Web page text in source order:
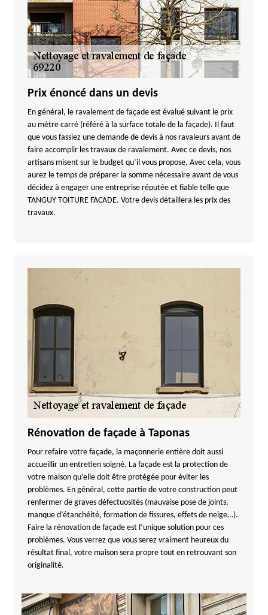
Prix énoncé dans un devis
En général, le ravalement de façade est évalué suivant le prix
au mètre carré (référé à la surface totale de la façade). Il faut
que vous fassiez une demande de devis à nos ravaleurs avant de
faire accomplir les travaux de ravalement. Avec ce devis, nos
artisans misent sur le budget qu’il vous propose. Avec cela, vous
aurez le temps de préparer la somme nécessaire avant de vous
décidez à engager une entreprise réputée et fiable telle que
TANGUY TOITURE FACADE. Votre devis détaillera les prix des
travaux.
Rénovation de façade à Taponas
Pour refaire votre façade, la maçonnerie entière doit aussi
accueillir un entretien soigné. La façade est la protection de
votre maison qu’elle doit être protégée pour éviter les
problèmes. En général, cette partie de votre construction peut
renfermer de graves défectuosités (mauvaise pose de joints,
manque d’étanchéité, formation de fissures, effets de neige…).
Faire la rénovation de façade est l’unique solution pour ces
problèmes. Vous verrez que vous serez vraiment heureux du
résultat final, votre maison sera propre tout en retrouvant son
originalité.